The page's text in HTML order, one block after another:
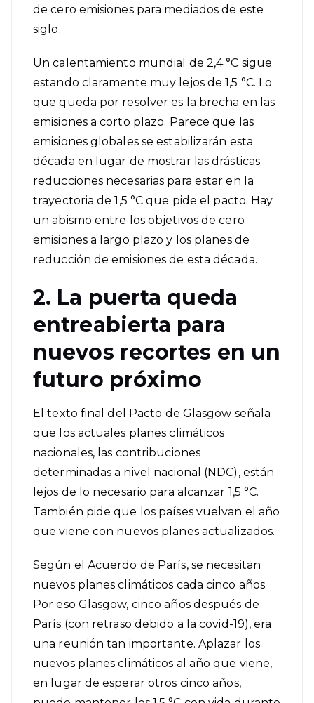
de cero emisiones para mediados de este
siglo.
Un calentamiento mundial de 2,4 °C sigue
estando claramente muy lejos de 1,5 °C. Lo
que queda por resolver es la brecha en las
emisiones a corto plazo. Parece que las
emisiones globales se estabilizarán esta
década en lugar de mostrar las drásticas
reducciones necesarias para estar en la
trayectoria de 1,5 °C que pide el pacto. Hay
un abismo entre los objetivos de cero
emisiones a largo plazo y los planes de
reducción de emisiones de esta década.
2. La puerta queda
entreabierta para
nuevos recortes en un
futuro próximo
El texto final del Pacto de Glasgow señala
que los actuales planes climáticos
nacionales, las contribuciones
determinadas a nivel nacional (NDC), están
lejos de lo necesario para alcanzar 1,5 °C.
También pide que los países vuelvan el año
que viene con nuevos planes actualizados.
Según el Acuerdo de París, se necesitan
nuevos planes climáticos cada cinco años.
Por eso Glasgow, cinco años después de
París (con retraso debido a la covid-19), era
una reunión tan importante. Aplazar los
nuevos planes climáticos al año que viene,
en lugar de esperar otros cinco años,